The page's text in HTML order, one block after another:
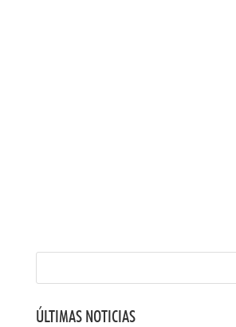
ÚLTIMAS NOTICIAS